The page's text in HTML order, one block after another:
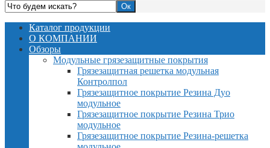
Каталог продукции
О КОМПАНИИ
Обзоры
Модульные грязезащитные покрытия
Грязезащитная решетка модульная
Контролпол
Грязезащитное покрытие Резина Дуо
модульное
Грязезащитное покрытие Резина Трио
модульное
Грязезащитное покрытие Резина-решетка